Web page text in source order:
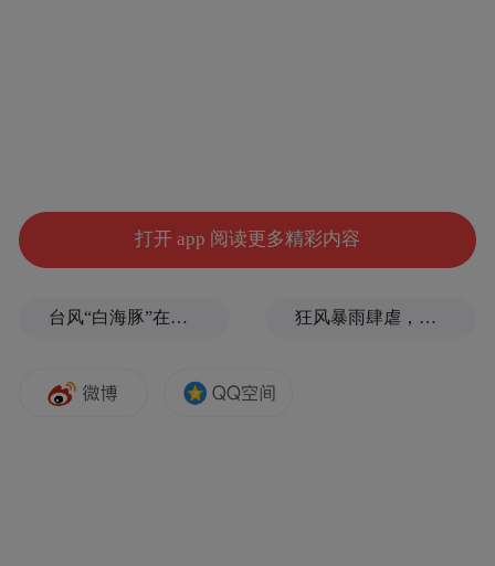
获取。猪牛羊等家畜被驯化以后，人们就学
会了用家畜小肠的肠衣塞入各种填充物，然
后在这个星球上，最早期的罐头食品由此诞
在人类较长的存在历史当中，饥荒的时代总
打开 app 阅读更多精彩内容
台风“白海豚”在浙江玉环登陆，大片树木被吹倒 狂风暴雨肆虐，台州一家电厂遭受猛烈冲击